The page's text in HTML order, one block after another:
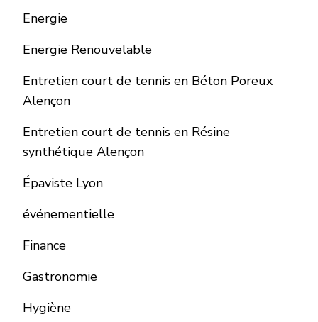
Energie
Energie Renouvelable
Entretien court de tennis en Béton Poreux
Alençon
Entretien court de tennis en Résine
synthétique Alençon
Épaviste Lyon
événementielle
Finance
Gastronomie
Hygiène